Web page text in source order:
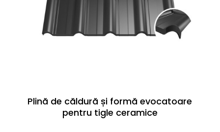
Plină de căldură și formă evocatoare
pentru tigle ceramice